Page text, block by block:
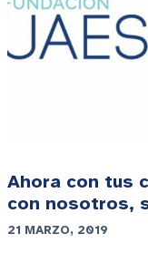
Ahora con tus
con nosotros,
21 MARZO, 2019